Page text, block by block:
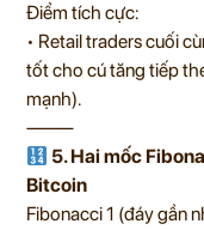
Điểm tích cực:
• Retail traders cuối
tốt cho cú tăng tiếp
mạnh).
⸻
5. Hai mốc
Bitcoin
Fibonacci 1 (đáy gần